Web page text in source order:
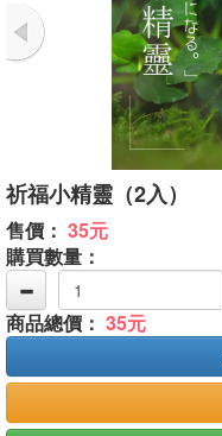
祈福小精靈（2入）
售價： 35元
購買數量：
商品總價： 35元